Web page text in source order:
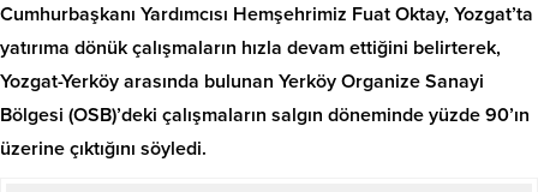
Cumhurbaşkanı Yardımcısı Hemşehrimiz Fuat Oktay, Yozgat’ta
yatırıma dönük çalışmaların hızla devam ettiğini belirterek,
Yozgat-Yerköy arasında bulunan Yerköy Organize Sanayi
Bölgesi (OSB)’deki çalışmaların salgın döneminde yüzde 90’ın
üzerine çıktığını söyledi.